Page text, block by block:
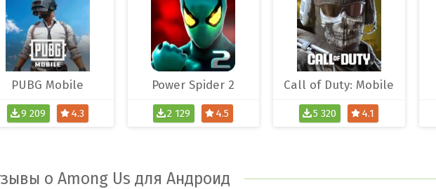
PUBG Mobile
9 209 4.3
Power Spider 2
2 129 4.5
Call of Duty: Mobile
5 320 4.1
о Among Us для Андроид